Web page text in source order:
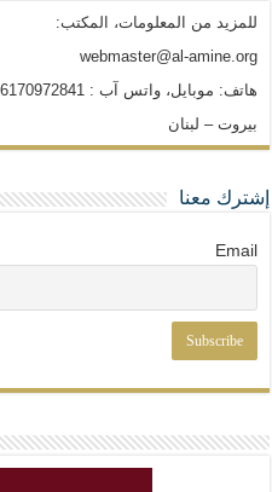
للمزيد من المعلومات، المكتب:
webmaster@al-amine.org
هاتف: موبايل، واتس آب : 0096170972841
بيروت – لبنان
إشترك معنا
Email